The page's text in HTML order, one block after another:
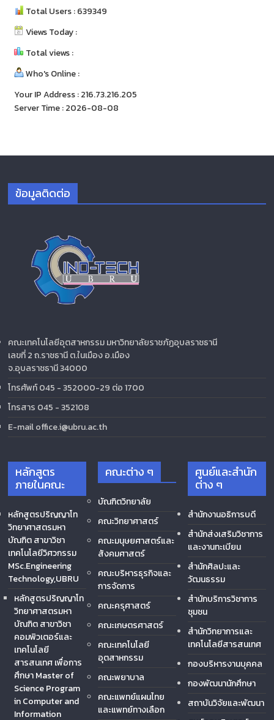
Total Users : 639349
Views Today :
Total views :
Who's Online :
Your IP Address : 216.73.216.205
Server Time : 2026-08-08
ข้อมูลติดต่อ
คณะเทคโนโลยีอุตสาหกรรม มหาวิทยาลัยราชภัฏอุบลราชธานี
เลขที่ 2 ถ.ราชธานี ต.ในเมือง อ.เมือง
จ.อุบลราชธานี 34000
โทรศัพท์ 045 - 352000-29 ต่อ 1700
โทรสาร 045 - 352108
E-mail office.i@ubru.ac.th
หลักสูตร
ภายในคณะ
หลักสูตรปริญญาโท
วิทยาศาสตรมหา
บัณฑิต สาขาวิชา
เทคโนโลยีวิศวกรรม
MSc.Engineering
Technology,UBRU
หลักสูตรปริญญาโท
วิทยาศาสตรมหา
บัณฑิต สาขาวิชา
คอมพิวเตอร์และ
เทคโนโลยี
สารสนเทศ เพื่อการ
ศึกษา Master of
Science Program
in Computer and
Information
คณะต่าง ๆ
บัณฑิตวิทยาลัย
คณะวิทยาศาสตร์
คณะมนุษยศาสตร์และ
สังคมศาสตร์
คณะบริหารธุรกิจและ
การจัดการ
คณะครุศาสตร์
คณะเกษตรศาสตร์
คณะเทคโนโลยี
อุตสาหกรรม
คณะพยาบาล
คณะแพทย์แผนไทย
และแพทย์ทางเลือก
ศูนย์และสำนัก
ต่าง ๆ
สำนักงานอธิการบดี
สำนักส่งเสริมวิชาการ
และงานทะเบียน
สำนักศิลปะและ
วัฒนธรรม
สำนักบริการวิชาการ
ชุมชน
สำนักวิทยาการและ
เทคโนโลยีสารสนเทศ
กองบริหารงานบุคคล
กองพัฒนานักศึกษา
สถาบันวิจัยและพัฒนา